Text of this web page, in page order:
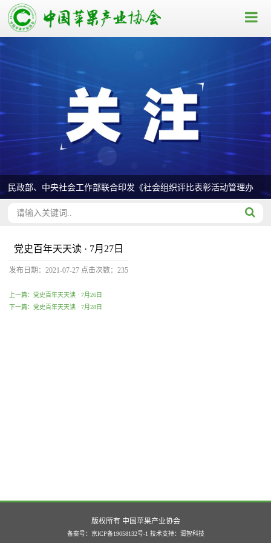
民政部、中央社会工作部联合印发《社会组织评比表彰活动管理办
党史百年天天读 · 7月27日
发布日期：2021-07-27 点击次数： 235
上一篇：党史百年天天读 · 7月26日
下一篇：党史百年天天读 · 7月28日
版权所有 中国苹果产业协会
备案号：京ICP备19058132号-1 技术支持： 润智科技